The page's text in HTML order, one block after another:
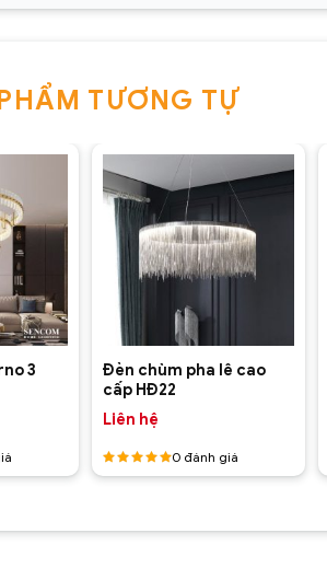
TƯƠNG TỰ
3
Đèn chùm pha lê cao
cấp HĐ22
Liên hệ
Được
0đánh giá